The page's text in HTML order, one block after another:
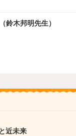
鈴木邦明先生）
近未来